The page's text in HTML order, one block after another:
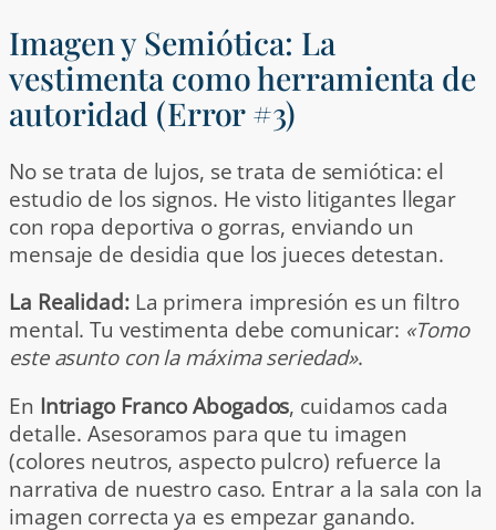
Imagen y Semiótica: La
vestimenta como herramienta de
autoridad (Error #3)
No se trata de lujos, se trata de semiótica: el
estudio de los signos. He visto litigantes llegar
con ropa deportiva o gorras, enviando un
mensaje de desidia que los jueces detestan.
La Realidad:La primera impresión es un filtro
mental. Tu vestimenta debe comunicar: «Tomo
este asunto con la máxima seriedad».
En Intriago Franco Abogados, cuidamos cada
detalle. Asesoramos para que tu imagen
(colores neutros, aspecto pulcro) refuerce la
narrativa de nuestro caso. Entrar a la sala con la
imagen correcta ya es empezar ganando.